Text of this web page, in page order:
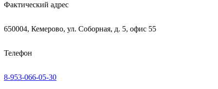
Фактический адрес
650004, Кемерово, ул. Соборная, д. 5, офис 55
Телефон
8-953-066-05-30